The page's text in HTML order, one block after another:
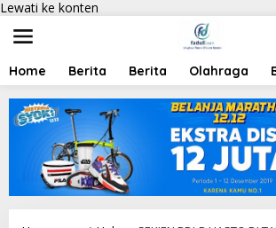
Lewati ke konten
Home Berita Berita Olahraga